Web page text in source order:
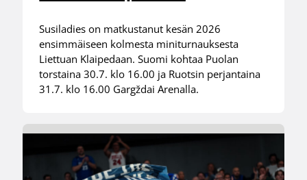
Susiladies on matkustanut kesän 2026
ensimmäiseen kolmesta miniturnauksesta
Liettuan Klaipedaan. Suomi kohtaa Puolan
torstaina 30.7. klo 16.00 ja Ruotsin perjantaina
31.7. klo 16.00 Gargždai Arenalla.